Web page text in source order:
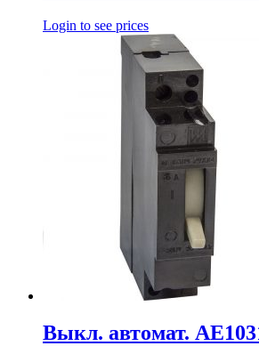
Login to see prices
Выкл. автомат.